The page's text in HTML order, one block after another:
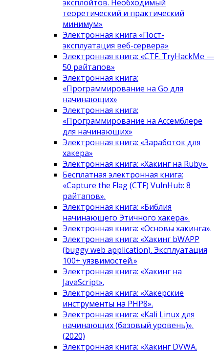
эксплойтов. Необходимый
теоретический и практический
минимум»
Электронная книга «Пост-
эксплуатация веб-сервера»
Электронная книга: «CTF. TryHackMe —
50 райтапов»
Электронная книга:
«Программирование на Go для
начинающих»
Электронная книга:
«Программирование на Ассемблере
для начинающих»
Электронная книга: «Заработок для
хакера»
Электронная книга: «Хакинг на Ruby».
Бесплатная электронная книга:
«Capture the Flag (CTF) VulnHub: 8
райтапов».
Электронная книга: «Библия
начинающего Этичного хакера».
Электронная книга: «Основы хакинга».
Электронная книга: «Хакинг bWAPP
(buggy web application). Эксплуатация
100+ уязвимостей.»
Электронная книга: «Хакинг на
JavaScript».
Электронная книга: «Хакерские
инструменты на PHP8».
Электронная книга: «Kali Linux для
начинающих (базовый уровень)».
(2020)
Электронная книга: «Хакинг DVWA.